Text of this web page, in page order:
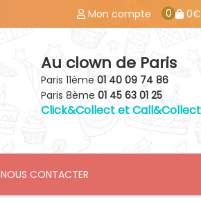
Mon compte 0 0€
Au clown de Paris
Paris 11ème 01 40 09 74 86
Paris 8ème 01 45 63 01 25
Click&Collect et Call&Collect
NOUS CONTACTER